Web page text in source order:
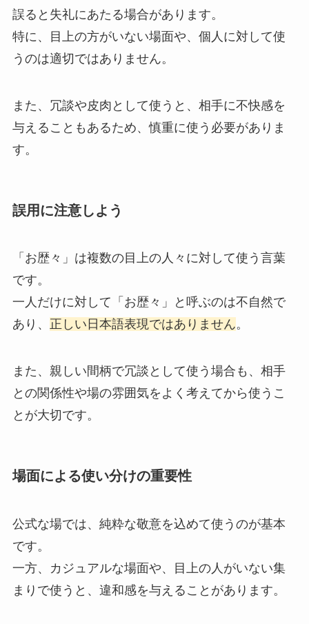
誤ると失礼にあたる場合があります。
特に、目上の方がいない場面や、個人に対して使
うのは適切ではありません。
また、冗談や皮肉として使うと、相手に不快感を
与えることもあるため、慎重に使う必要がありま
す。
誤用に注意しよう
「お歴々」は複数の目上の人々に対して使う言葉
です。
一人だけに対して「お歴々」と呼ぶのは不自然で
あり、 正しい日本語表現ではありません。
また、親しい間柄で冗談として使う場合も、相手
との関係性や場の雰囲気をよく考えてから使うこ
とが大切です。
場面による使い分けの重要性
公式な場では、純粋な敬意を込めて使うのが基本
です。
一方、カジュアルな場面や、目上の人がいない集
まりで使うと、違和感を与えることがあります。